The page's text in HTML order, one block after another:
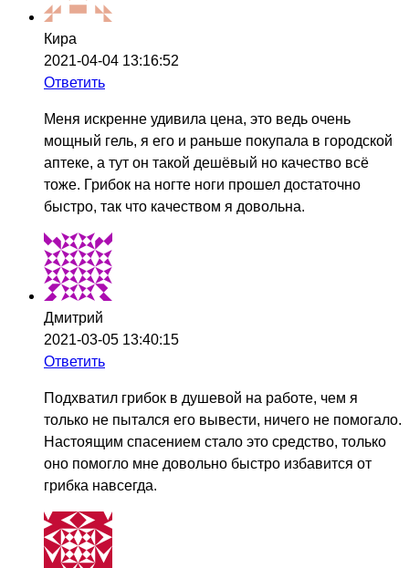
Кира
2021-04-04 13:16:52
Ответить
Меня искренне удивила цена, это ведь очень
мощный гель, я его и раньше покупала в городской
аптеке, а тут он такой дешёвый но качество всё
тоже. Грибок на ногте ноги прошел достаточно
быстро, так что качеством я довольна.
Дмитрий
2021-03-05 13:40:15
Ответить
Подхватил грибок в душевой на работе, чем я
только не пытался его вывести, ничего не помогало.
Настоящим спасением стало это средство, только
оно помогло мне довольно быстро избавится от
грибка навсегда.